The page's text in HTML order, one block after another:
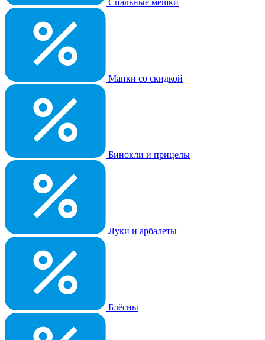
Спальные мешки
Манки со скидкой
Бинокли и прицелы
Луки и арбалеты
Блёсны